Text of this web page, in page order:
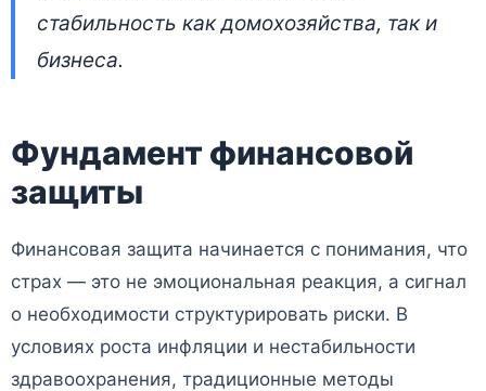
стабильность как домохозяйства, так и
бизнеса.
Фундамент финансовой
защиты
Финансовая защита начинается с понимания, что
страх — это не эмоциональная реакция, а сигнал
о необходимости структурировать риски. В
условиях роста инфляции и нестабильности
здравоохранения, традиционные методы